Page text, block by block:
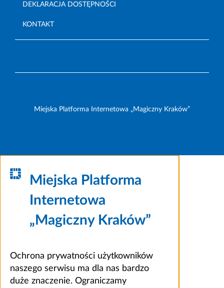
DEKLARACJA DOSTĘPNOŚCI
KONTAKT
Miejska Platforma Internetowa „Magiczny Kraków”
Miejska Platforma
Internetowa
„Magiczny Kraków”
Ochrona prywatności użytkowników
naszego serwisu ma dla nas bardzo
duże znaczenie. Ograniczamy